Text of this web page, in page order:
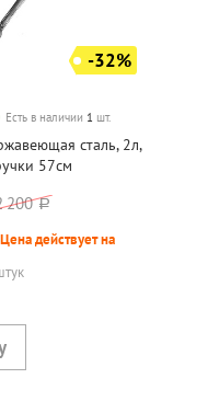
-32%
Есть в наличии 1 шт.
сталь, 2л,
57см
200 руб.
действует на